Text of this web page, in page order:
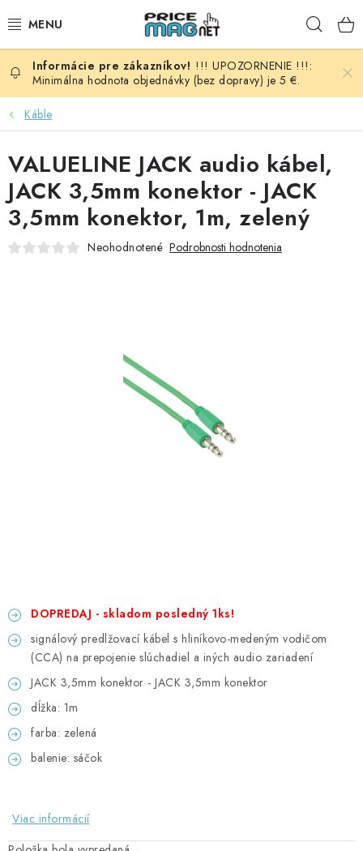
na
BATÉRIE
AUDIO - VIDEO
AUTO HI-FI
AUTOMOBIL
DOMÁCNOSŤ
GADGETY, DARČEKY
KONTAKTY
Kontakty Doprava a platba Časté otázky
!!! UPOZORNENIE !!!:
Minimálna hodnota objednávky (bez dopravy) je 5 €.
Káble
DOPREDAJ - skladom posledný 1ks!
signálový predlžovací kábel s hliníkovo-medeným vodičom
(CCA) na prepojenie slúchadiel a iných audio zariadení
JACK 3,5mm konektor - JACK 3,5mm konektor
dĺžka: 1m
farba: zelená
balenie: sáčok
Viac informácií
VALUELINE JACK audio kábel,
JACK 3,5mm konektor - JACK
3,5mm konektor, 1m, zelený
Neohodnotené Podrobnosti hodnotenia